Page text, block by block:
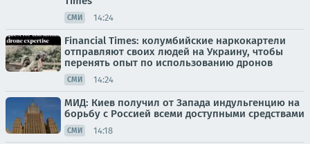
СМИ 14:24
Financial Times: колумбийские наркокартели
отправляют своих людей на Украину, чтобы
перенять опыт по использованию дронов
СМИ 14:24
МИД: Киев получил от Запада индульгенцию на
борьбу с Россией всеми доступными средствами
СМИ 14:18